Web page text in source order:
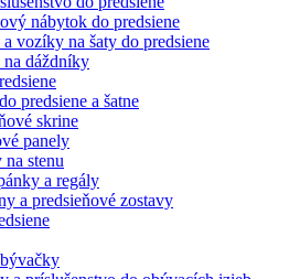
nábytok do predsiene
a vozíky na šaty do predsiene
na dáždníky
predsiene a šatne
skrine
panely
na stenu
a regály
a predsieňové zostavy